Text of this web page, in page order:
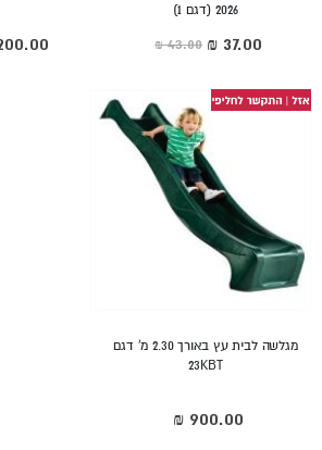
2026 (דגם 1)
מחיר
מיוחד
מחיר
מיוחד
מגלשה לבית עץ באורך 2.30 מ' דגם
23KBT